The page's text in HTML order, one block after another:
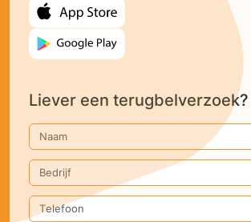
Liever een terugbelverzoek?
Naam
Bedrijf
Telefoon